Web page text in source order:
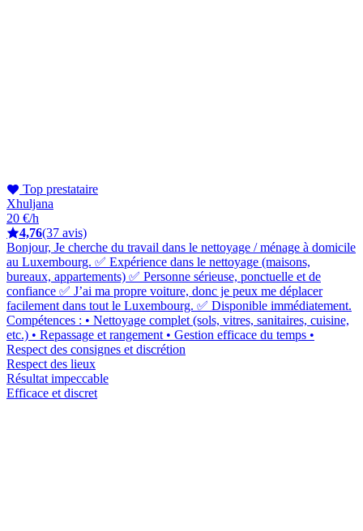
Top prestataire
Xhuljana
20 €/h
4,76(37 avis)
Bonjour, Je cherche du travail dans le nettoyage / ménage à domicile
au Luxembourg. ✅ Expérience dans le nettoyage (maisons,
bureaux, appartements) ✅ Personne sérieuse, ponctuelle et de
confiance ✅ J’ai ma propre voiture, donc je peux me déplacer
facilement dans tout le Luxembourg. ✅ Disponible immédiatement.
Compétences : • Nettoyage complet (sols, vitres, sanitaires, cuisine,
etc.) • Repassage et rangement • Gestion efficace du temps •
Respect des consignes et discrétion
Respect des lieux
Résultat impeccable
Efficace et discret